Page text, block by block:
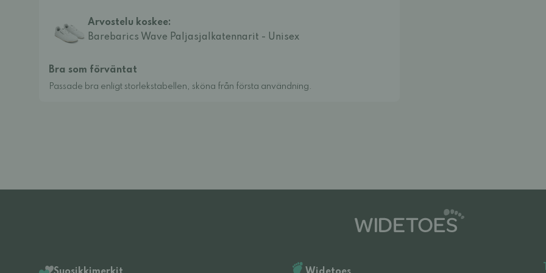
Arvostelu koskee:
Barebarics Wave Paljasjalkatennarit - Unisex
Bra som förväntat
Passade bra enligt storlekstabellen, sköna från första användning.